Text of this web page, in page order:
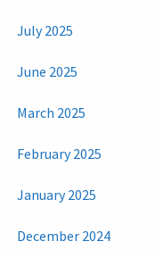
July 2025
June 2025
March 2025
February 2025
January 2025
December 2024